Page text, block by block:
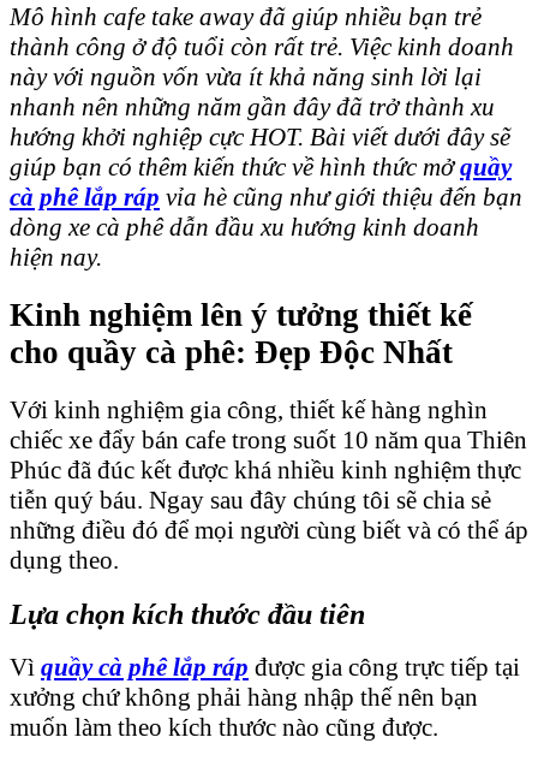
Mô hình cafe take away đã giúp nhiều bạn trẻ
thành công ở độ tuổi còn rất trẻ. Việc kinh doanh
này với nguồn vốn vừa ít khả năng sinh lời lại
nhanh nên những năm gần đây đã trở thành xu
hướng khởi nghiệp cực HOT. Bài viết dưới đây sẽ
giúp bạn có thêm kiến thức về hình thức mởquầy
cà phê lắp ráp vỉa hè cũng như giới thiệu đến bạn
dòng xe cà phê dẫn đầu xu hướng kinh doanh
hiện nay.
Kinh nghiệm lên ý tưởng thiết kế
cho quầy cà phê: Đẹp Độc Nhất
Với kinh nghiệm gia công, thiết kế hàng nghìn
chiếc xe đẩy bán cafe trong suốt 10 năm qua Thiên
Phúc đã đúc kết được khá nhiều kinh nghiệm thực
tiễn quý báu. Ngay sau đây chúng tôi sẽ chia sẻ
những điều đó để mọi người cùng biết và có thể áp
dụng theo.
Lựa chọn kích thước đầu tiên
Vì quầy cà phê lắp ráp được gia công trực tiếp tại
xưởng chứ không phải hàng nhập thế nên bạn
muốn làm theo kích thước nào cũng được.